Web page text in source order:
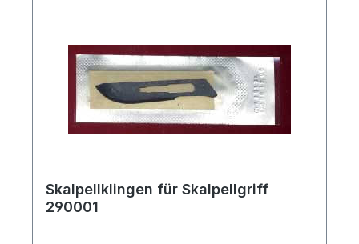
Skalpellklingen für Skalpellgriff
290001